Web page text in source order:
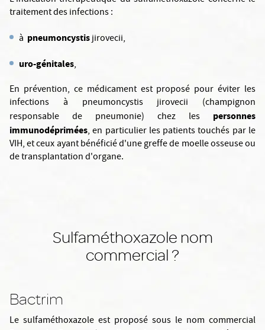
traitement des infections :
à pneumoncystisjirovecii,
uro-génitales,
En prévention, ce médicament est proposé pour éviter les
infections à pneumoncystis jirovecii (champignon
responsable de pneumonie) chez les personnes
immunodéprimées, en particulier les patients touchés par le
VIH, et ceux ayant bénéficié d'une greffe de moelle osseuse ou
de transplantation d'organe.
Sulfaméthoxazole nom
commercial ?
Bactrim
Le sulfaméthoxazole est proposé sous le nom commercial